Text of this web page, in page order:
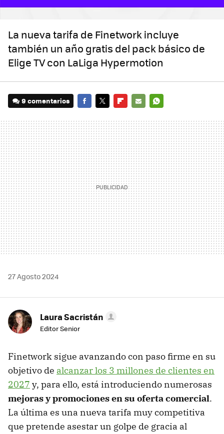
La nueva tarifa de Finetwork incluye
también un año gratis del pack básico de
Elige TV con LaLiga Hypermotion
9 comentarios
MAIL
27 Agosto 2024
Laura Sacristán
Editor Senior
Finetwork sigue avanzando con paso firme en su
objetivo de alcanzar los 3 millones de clientes en
2027 y, para ello, está introduciendo numerosas
mejoras y promociones en su oferta comercial.
La última es una nueva tarifa muy competitiva
que pretende asestar un golpe de gracia al